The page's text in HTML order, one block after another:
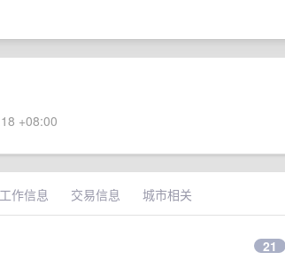
+08:00
工作信息 交易信息 城市相关
21